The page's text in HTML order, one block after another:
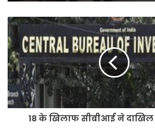
अपर आवास आयुक्त एवं सचिव
शुक्ला ने वृंदावन योजना स्थित
परिसर का किया गया औचक
18 के खिलाफ सीबीआई ने दाखिल